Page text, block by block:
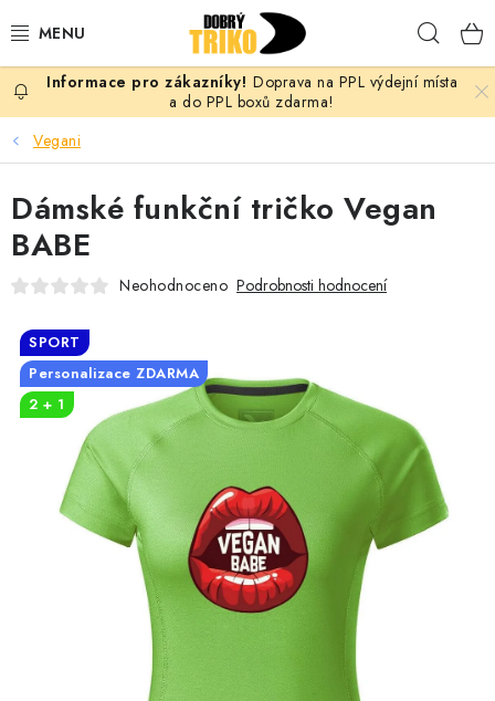
na
PRO ŽENY
PRO MUŽE
PRO DĚTI
PRO PÁRY
VLASTNÍ MOTIV
MIKINY
OKAMŽITĚ K ODBĚRU
MÁM SRDCE POMÁHÁM
Doprava na PPL výdejní místa
a do PPL boxů zdarma!
Vegani
Dámské funkční tričko Vegan
BABE
Neohodnoceno Podrobnosti hodnocení
SPORT
Personalizace ZDARMA
2 + 1